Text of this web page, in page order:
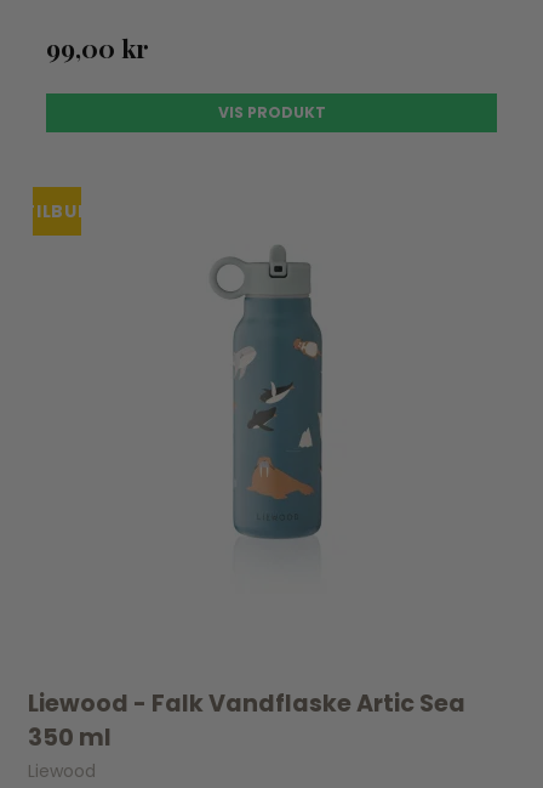
99,00 kr
VIS PRODUKT
TILBUD
Liewood - Falk Vandflaske Artic Sea
350 ml
Liewood